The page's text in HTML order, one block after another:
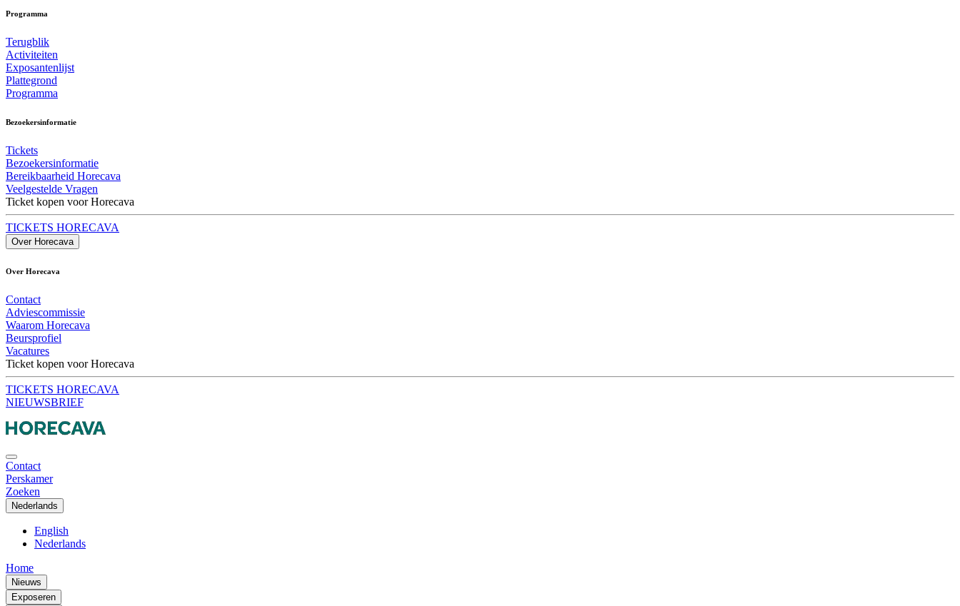
Programma
Terugblik
Activiteiten
Exposantenlijst
Plattegrond
Programma
Bezoekersinformatie
Tickets
Bezoekersinformatie
Bereikbaarheid Horecava
Veelgestelde Vragen
Ticket kopen voor Horecava
TICKETS HORECAVA
Over Horecava
Over Horecava
Contact
Adviescommissie
Waarom Horecava
Beursprofiel
Vacatures
Ticket kopen voor Horecava
TICKETS HORECAVA
NIEUWSBRIEF
Contact
Perskamer
Zoeken
Nederlands
English
Nederlands
Home
Nieuws
Exposeren